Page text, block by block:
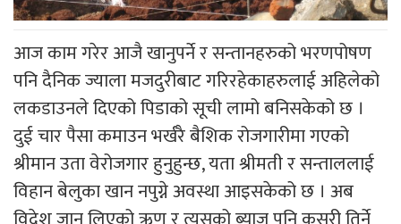
आज काम गरेर आजै खानुपर्ने र सन्तानहरुको भरणपोषण
पनि दैनिक ज्याला मजदुरीबाट गरिरहेकाहरुलाई अहिलेको
लकडाउनले दिएको पिडाको सूची लामो बनिसकेको छ ।
दुई चार पैसा कमाउन भर्खरै बैशिक रोजगारीमा गएको
श्रीमान उता वेरोजगार हुनुहुन्छ, यता श्रीमती र सन्ताललाई
विहान बेलुका खान नपुग्ने अवस्था आइसकेको छ । अब